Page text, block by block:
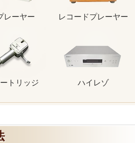
レーヤー レコードプレーヤー
トリッジ ハイレゾ